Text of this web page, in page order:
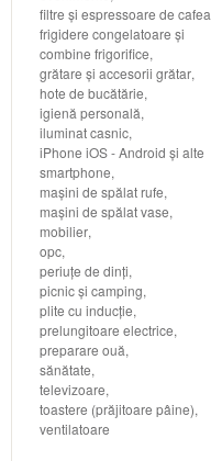
filtre şi espressoare de cafea
frigidere congelatoare şi
combine frigorifice,
grătare şi accesorii grătar,
hote de bucătărie,
igienă personală,
iluminat casnic,
iPhone iOS - Android şi alte
smartphone,
maşini de spălat rufe,
maşini de spălat vase,
mobilier,
opc,
periuţe de dinţi,
picnic şi camping,
plite cu inducţie,
prelungitoare electrice,
preparare ouă,
sănătate,
televizoare,
toastere (prăjitoare pâine),
ventilatoare